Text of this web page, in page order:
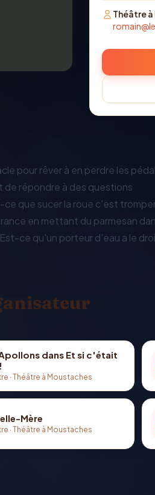
Théâtre
pour rêver à en perdre les
de répondre à des questions
que sucer la roue c'est
en mettant du parmesan
ce qu'un porteur d'eau a le
dans Et si c'était
· Théâtre à Moustaches
Mère
· Théâtre à Moustaches